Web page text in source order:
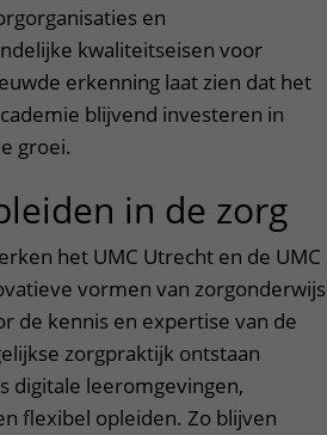
en
kwaliteitseisen voor
erkenning laat zien dat het
blijvend investeren in
groei.
in de zorg
het UMC Utrecht en de UMC
vormen van zorgonderwijs
de kennis en expertise van de
zorgpraktijk ontstaan
digitale leeromgevingen,
flexibel opleiden. Zo blijven